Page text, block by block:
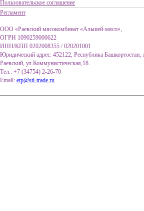
Пользовательское соглашение
Регламент
ООО «Раевский мясокомбинат «Альшей-мясо»,
ОГРН 1090259000622
ИНН/КПП 0202008355 / 020201001
Юридический адрес: 452122, Республика Башкортостан,
Раевский, ул.Коммунистическая,18.
Тел.: +7 (34754) 2-26-70
Email: etp@sti-trade.ru